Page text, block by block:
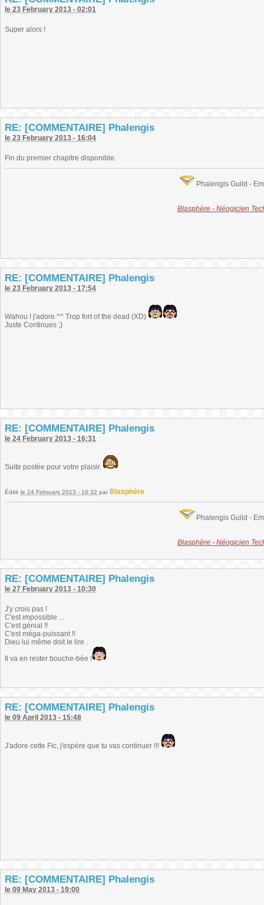
le 23 February 2013 - 02:01
Super alors !
RE: [COMMENTAIRE] Phalengis
le 23 February 2013 - 16:04
Fin du premier chapitre disponible.
Phalengis Guild -
Blasphère - Néogicien
RE: [COMMENTAIRE] Phalengis
le 23 February 2013 - 17:54
Wahou ! j'adore.^^ Trop fort of the dead (XD)
Juste Continues ;)
RE: [COMMENTAIRE] Phalengis
le 24 February 2013 - 16:31
Suite postée pour votre plaisir.
Édité le 24 February 2013 - 16:32 par Blasphère
Phalengis Guild -
Blasphère - Néogicien
RE: [COMMENTAIRE] Phalengis
le 27 February 2013 - 10:30
J'y crois pas !
C'est impossible ...
C'est génial !!
C'est méga-puissant !!
Dieu lui même doit le lire .
Il va en rester bouche-bée !
RE: [COMMENTAIRE] Phalengis
le 09 April 2013 - 15:48
J'adore cette Fic, j'espère que tu vas continuer !!!
RE: [COMMENTAIRE] Phalengis
le 09 May 2013 - 19:00